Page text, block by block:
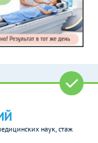
наук, стаж